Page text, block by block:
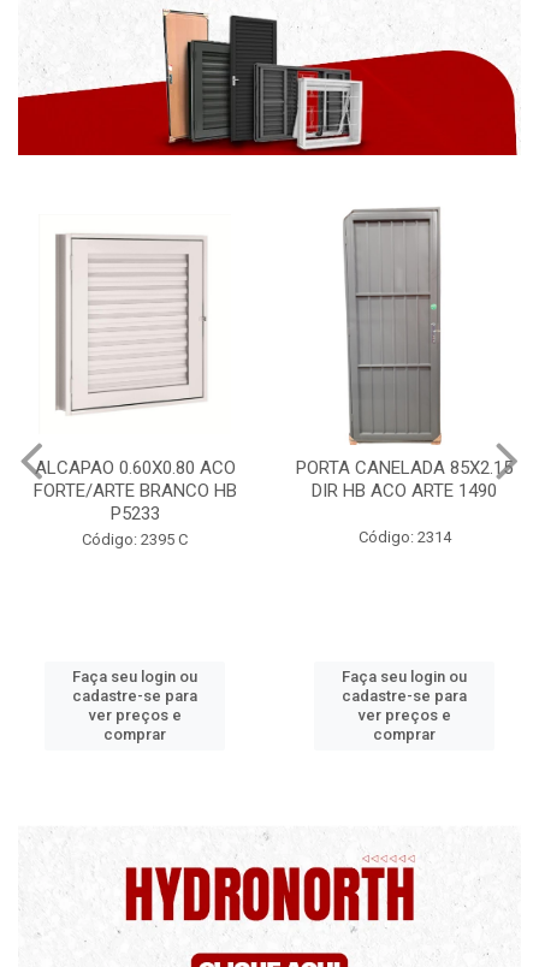
PORTA CANELADA 85X2.15
DIR HB ACO ARTE 1490
Código: 2314
Faça seu login ou
cadastre-se para
ver preços e
comprar
PORTA LAMINADA 60X215
DIR POP/MIX HB
Código: 2340
Faça seu login ou
cadastre-se para
ver preços e
comprar